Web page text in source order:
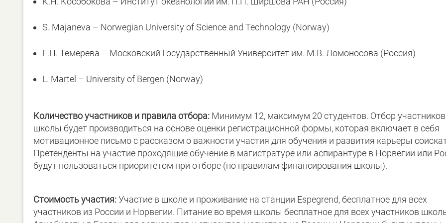
S. Majaneva – Norwegian University of Science and Technology (Norway)
Е.Н. Темерева – Московский Государственный Университет им. М.В. Ломоносова (Россия)
L. Martel – University of Bergen (Norway)
Количество участников и правила отбора: Минимум 12, максимум 20 студентов. Отбор участников
школы будет производиться на основе оценки регистрационной формы, которая включает в себя
мотивационное письмо с рассказом о важности участия для обучения и развития карьеры
Претенденты на участие проходящие обучение в магистратуре или аспирантуре в Норвегии или
будут пользоваться приоритетом при отборе (по правилам финансирования школы).
Стоимость участия:Участие в школе и проживание на станции Espegrend, бесплатное для всех
участников из России и Норвегии. Питание во время школы бесплатное для всех участников